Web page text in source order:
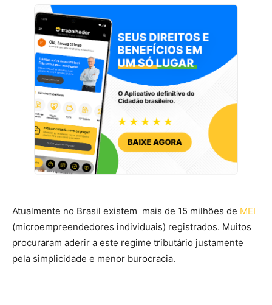
Atualmente no Brasil existem mais de 15 milhões de MEI
(microempreendedores individuais) registrados. Muitos
procuraram aderir a este regime tributário justamente
pela simplicidade e menor burocracia.